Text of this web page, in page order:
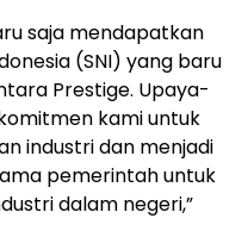
saja mendapatkan
(SNI) yang baru
Prestige. Upaya-
kami untuk
industri dan menjadi
pemerintah untuk
dalam negeri,”